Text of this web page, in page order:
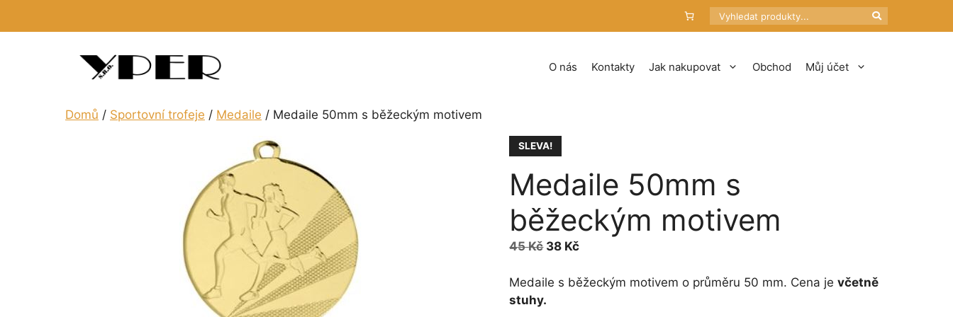
Hledat
O nás Kontakty Jak nakupovat Obchod Můj účet
Domů / Sportovní trofeje / Medaile / Medaile 50mm s běžeckým motivem
SLEVA!
Medaile 50mm s
běžeckým motivem
45Kč Původní
byla:
45 Kč.
38 KčAktuální
je:
Medaile s běžeckým motivem o průměru 50 mm. Cena jevčetně
stuhy.